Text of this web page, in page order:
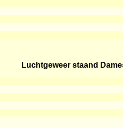
Luchtgeweer staand